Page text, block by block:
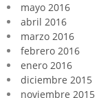
mayo 2016
abril 2016
marzo 2016
febrero 2016
enero 2016
diciembre 2015
noviembre 2015